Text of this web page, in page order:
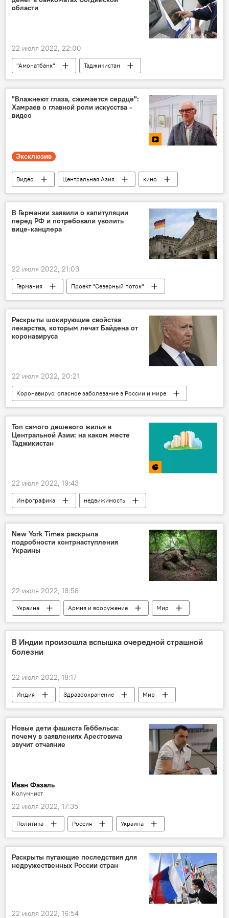
Украина
области
22 июля 2022, 22:00
"Амонатбанк"
Таджикистан
Экономика
Новости Худжанда и Согдийской области
"Влажнеют глаза, сжимается сердце":
Хамраев о главной роли искусства -
видео
Эксклюзив
Видео Центральная Азия
кино
Культура
В Германии заявили о капитуляции
перед РФ и потребовали уволить
вице-канцлера
22 июля 2022, 21:03
Германия
Проект "Северный поток"
газ
Обзор СМИ Политика
Раскрыты шокирующие свойства
лекарства, которым лечат Байдена от
коронавируса
22 июля 2022, 20:21
Коронавирус: опасное заболевание в России и мире
Джо Байден
США
Политика
Здравоохранение
коронавирус
Топ самого дешевого жилья в
Центральной Азии: на каком месте
Таджикистан
22 июля 2022, 19:43
Инфографика
недвижимость
Центральная Азия
New York Times раскрыла
подробности контрнаступления
Украины
22 июля 2022, 18:58
Украина Армия и вооружение
Мир
Обзор СМИ
В Индии произошла вспышка очередной страшной
болезни
22 июля 2022, 18:17
Индия Здравоохранение
Мир
чума
Новые дети фашиста Геббельса:
почему в заявлениях Арестовича
звучит отчаяние
Иван Фазаль
Колумнист
22 июля 2022, 17:35
Политика Россия
Украина
нацизм
Колумнисты Аналитика
Раскрыты пугающие последствия для
недружественных России стран
22 июля 2022, 16:54